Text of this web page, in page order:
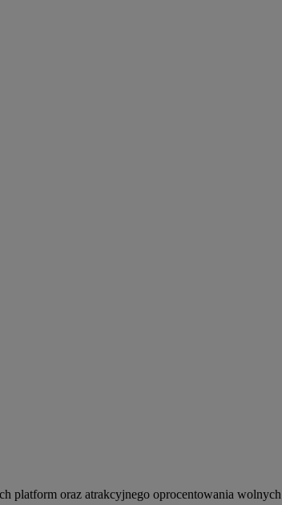
platform oraz atrakcyjnego oprocentowania